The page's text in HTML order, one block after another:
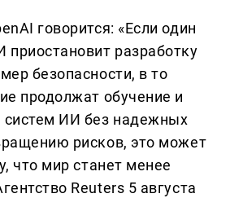
говорится: «Если один
приостановит разработку
безопасности, в то
продолжат обучение и
систем ИИ без надежных
рисков, это может
что мир станет менее
Reuters 5 августа